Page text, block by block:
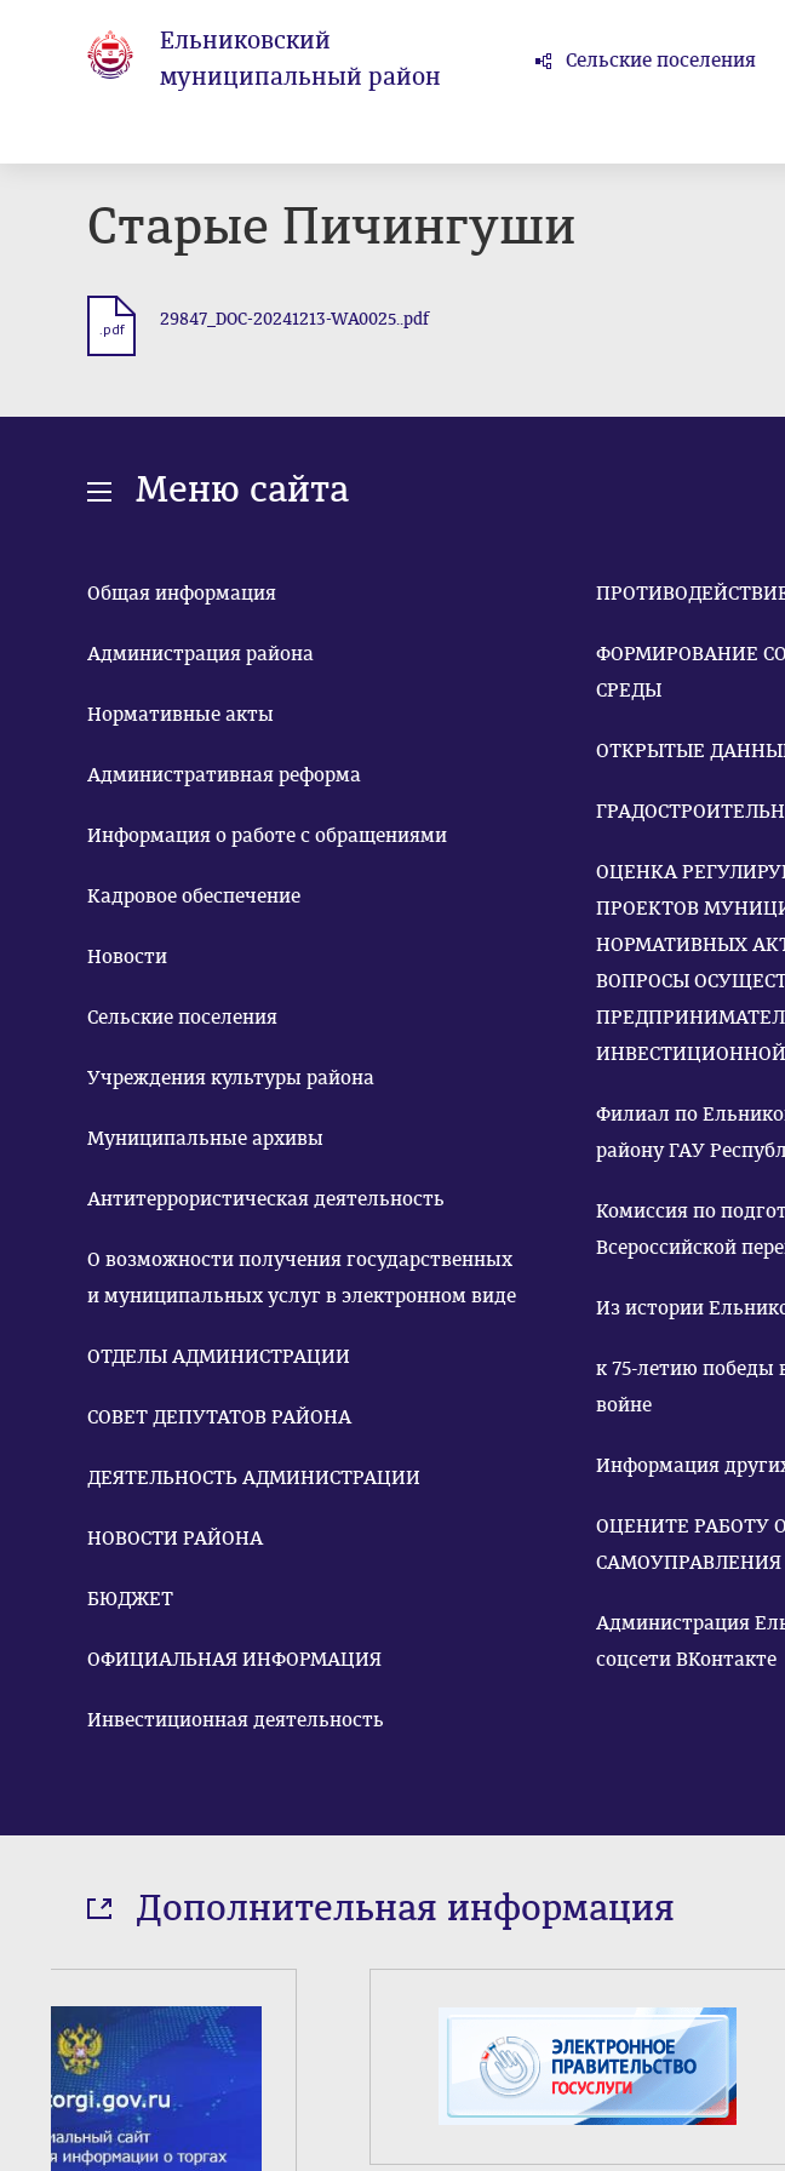
Ельниковский
муниципальный район
Сельские поселения
Старые Пичингуши
.pdf 29847_DOC-20241213-WA0025..pdf
Меню сайта
Общая информация
Администрация района
Нормативные акты
Административная реформа
Информация о работе с обращениями
Кадровое обеспечение
Новости
Сельские поселения
Учреждения культуры района
Муниципальные архивы
Антитеррористическая деятельность
О возможности получения государственных
и муниципальных услуг в электронном виде
ОТДЕЛЫ АДМИНИСТРАЦИИ
СОВЕТ ДЕПУТАТОВ РАЙОНА
ДЕЯТЕЛЬНОСТЬ АДМИНИСТРАЦИИ
НОВОСТИ РАЙОНА
БЮДЖЕТ
ОФИЦИАЛЬНАЯ ИНФОРМАЦИЯ
Инвестиционная деятельность
ФОРМИРОВАНИЕ
СРЕДЫ
ОТКРЫТЫЕ
ОЦЕНКА
ПРОЕКТОВ
НОРМАТИВНЫХ
ВОПРОСЫ
Филиал по
району ГАУ
Комиссия по подготовке и проведению
Всероссийской
Из истории
к 75-летию победы
войне
Информация
ОЦЕНИТЕ РАБОТУ
САМОУПРАВЛЕНИЯ
Администрация
соцсети ВКонтакте
Дополнительная информация